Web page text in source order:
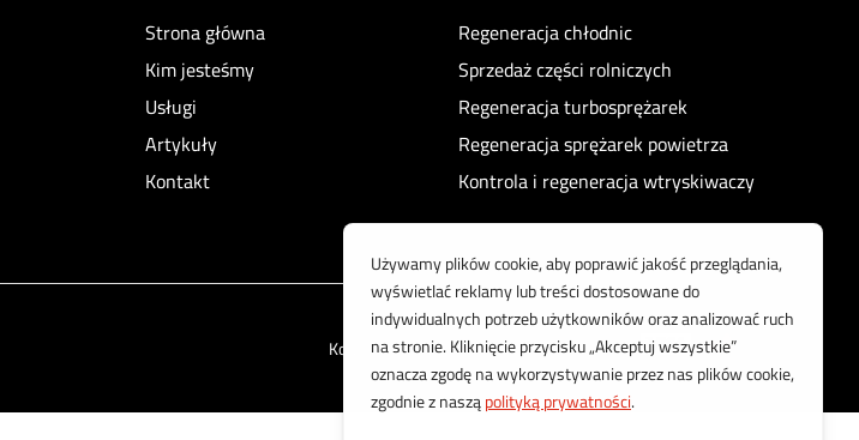
Strona główna
Kim jesteśmy
Usługi
Artykuły
Kontakt
Regeneracja chłodnic
Sprzedaż części rolniczych
Regeneracja turbosprężarek
Regeneracja sprężarek powietrza
Kontrola i regeneracja wtryskiwaczy
Korzystamy z bezpiecznych płatności